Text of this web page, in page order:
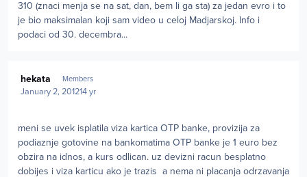
310 (znaci menja se na sat, dan, bem li ga sta) za jedan evro i to
je bio maksimalan koji sam video u celoj Madjarskoj. Info i
podaci od 30. decembra...
hekata Members
January 2, 201214 yr
meni se uvek isplatila viza kartica OTP banke, provizija za
podiaznje gotovine na bankomatima OTP banke je 1 euro bez
obzira na idnos, a kurs odlican. uz devizni racun besplatno
dobijes i viza karticu ako je trazis a nema ni placanja odrzavanja